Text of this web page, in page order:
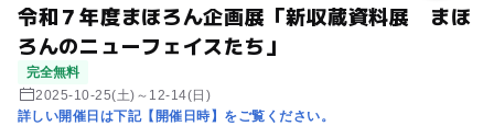
令和７年度まほろん企画展「新収蔵資料展 まほ
ろんのニューフェイスたち」
完全無料
2025-10-25(土)～12-14(日)
詳しい開催日は下記【開催日時】をご覧ください。